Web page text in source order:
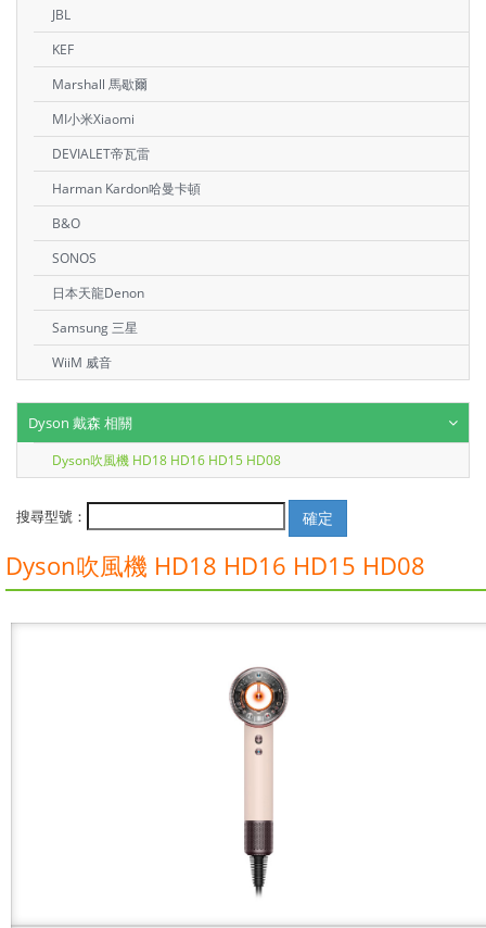
JBL
KEF
Marshall 馬歇爾
MI小米Xiaomi
DEVIALET帝瓦雷
Harman Kardon哈曼卡頓
B&O
SONOS
日本天龍Denon
Samsung 三星
WiiM 威音
Dyson 戴森 相關
Dyson吹風機 HD18 HD16 HD15 HD08
搜尋型號：
Dyson吹風機 HD18 HD16 HD15 HD08